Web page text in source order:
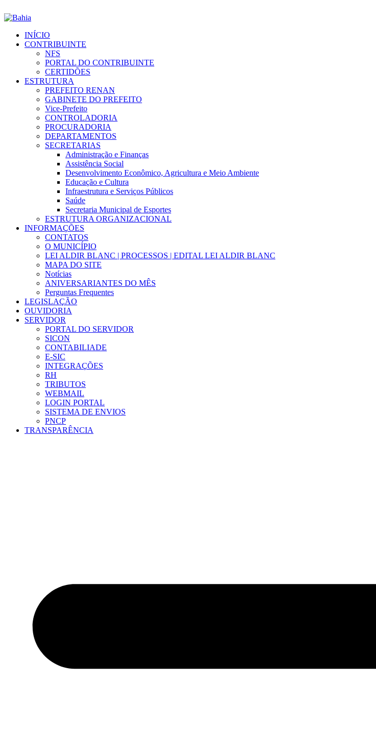
INÍCIO
CONTRIBUINTE
NFS
PORTAL DO CONTRIBUINTE
CERTIDÕES
ESTRUTURA
PREFEITO RENAN
GABINETE DO PREFEITO
Vice-Prefeito
CONTROLADORIA
PROCURADORIA
DEPARTAMENTOS
SECRETARIAS
Administração e Finanças
Assistência Social
Desenvolvimento Econômico, Agricultura e Meio Ambiente
Educação e Cultura
Infraestrutura e Serviços Públicos
Saúde
Secretaria Municipal de Esportes
ESTRUTURA ORGANIZACIONAL
INFORMAÇÕES
CONTATOS
O MUNICÍPIO
LEI ALDIR BLANC | PROCESSOS | EDITAL LEI ALDIR BLANC
MAPA DO SITE
Notícias
ANIVERSARIANTES DO MÊS
Perguntas Frequentes
LEGISLAÇÃO
OUVIDORIA
SERVIDOR
PORTAL DO SERVIDOR
SICON
CONTABILIADE
E-SIC
INTEGRAÇÕES
RH
TRIBUTOS
WEBMAIL
LOGIN PORTAL
SISTEMA DE ENVIOS
PNCP
TRANSPARÊNCIA